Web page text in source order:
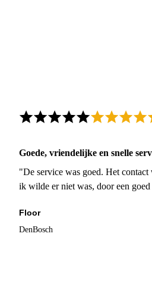
Goede, vriendelijke en snelle
"De service was goed. Het
ik wilde er niet was, door een
Floor
DenBosch